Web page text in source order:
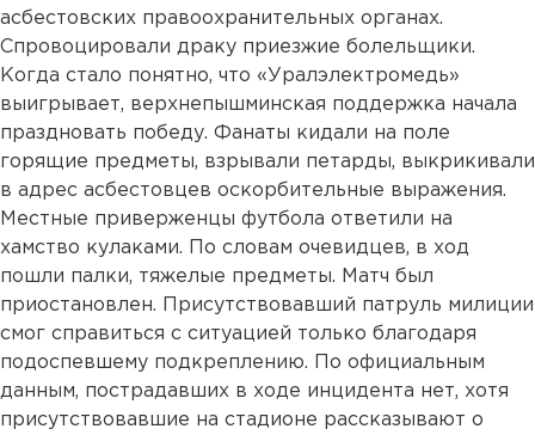
асбестовских правоохранительных органах.
Спровоцировали драку приезжие болельщики.
Когда стало понятно, что «Уралэлектромедь»
выигрывает, верхнепышминская поддержка начала
праздновать победу. Фанаты кидали на поле
горящие предметы, взрывали петарды, выкрикивали
в адрес асбестовцев оскорбительные выражения.
Местные приверженцы футбола ответили на
хамство кулаками. По словам очевидцев, в ход
пошли палки, тяжелые предметы. Матч был
приостановлен. Присутствовавший патруль милиции
смог справиться с ситуацией только благодаря
подоспевшему подкреплению. По официальным
данным, пострадавших в ходе инцидента нет, хотя
присутствовавшие на стадионе рассказывают о